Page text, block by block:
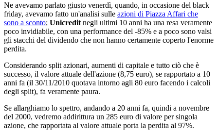
Ne avevamo parlato giusto venerdì, quando, in occasione del black
friday, avevamo fatto un'analisi sulle azioni di Piazza Affari che
sono a sconto; Unicredit negli ultimi 10 anni ha una resa veramente
poco invidiabile, con una performance del -85% e a poco sono valsi
gli stacchi del dividendo che non hanno certamente coperto l'enorme
perdita.
Considerando split azionari, aumenti di capitale e tutto ciò che è
successo, il valore attuale dell'azione (8,75 euro), se rapportato a 10
anni fa (il 30/11/2010 quotava intorno agli 80 euro facendo i calcoli
degli split), fa veramente paura.
Se allarghiamo lo spettro, andando a 20 anni fa, quindi a novembre
del 2000, vedremo addirittura un 285 euro di valore per singola
azione, che rapportata al valore attuale porta la perdita al 97%.